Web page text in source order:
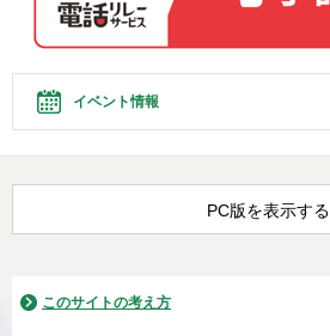
イベント情報
PC版を表示する
このサイトの考え方